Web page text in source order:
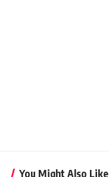
You Might Also Like